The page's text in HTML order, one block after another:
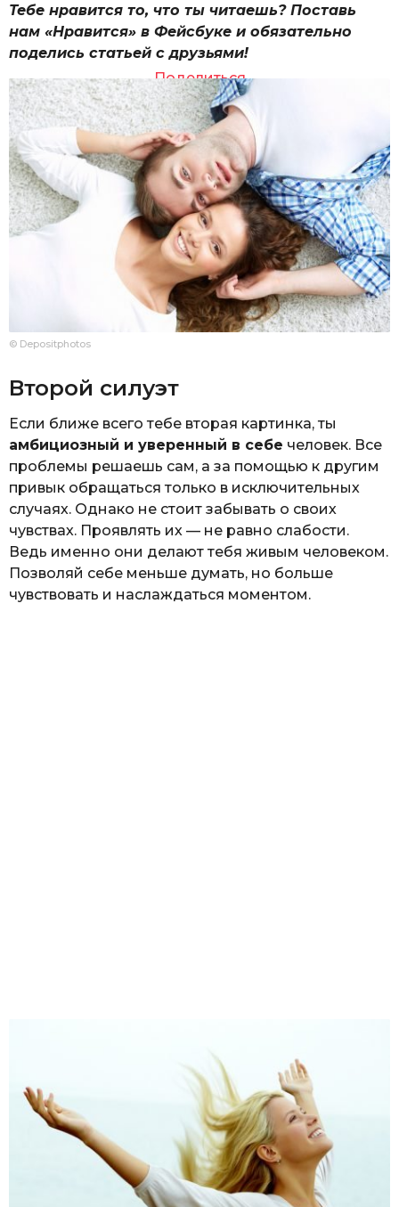
Тебе нравится то, что ты читаешь? Поставь
нам «Нравится» в Фейсбуке и обязательно
поделись статьей с друзьями!
Поделиться
© Depositphotos
Второй силуэт
Если ближе всего тебе вторая картинка, ты
амбициозный и уверенный в себе человек. Все
проблемы решаешь сам, а за помощью к другим
привык обращаться только в исключительных
случаях. Однако не стоит забывать о своих
чувствах. Проявлять их — не равно слабости.
Ведь именно они делают тебя живым человеком.
Позволяй себе меньше думать, но больше
чувствовать и наслаждаться моментом.